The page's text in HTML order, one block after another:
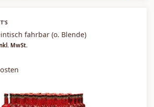
fahrbar (o. Blende)
MwSt.